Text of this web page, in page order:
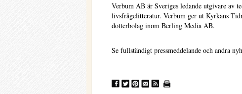
Verbum AB är Sveriges ledande utgivare av
livsfrågelitteratur. Verbum ger ut Kyrkans
dotterbolag inom Berling Media AB.
Se fullständigt pressmeddelande och andra